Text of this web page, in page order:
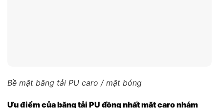
Bề mặt băng tải PU caro / mặt bóng
Ưu điểm của băng tải PU đồng nhất mặt caro nhám